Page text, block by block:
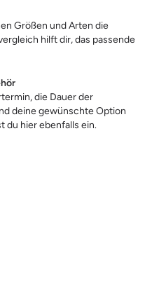
Größen und Arten die
hilft dir, das passende
die Dauer der
deine gewünschte Option
du hier ebenfalls ein.